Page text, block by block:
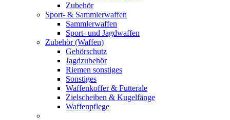
Zubehör
Sport- & Sammlerwaffen
Sammlerwaffen
Sport- und Jagdwaffen
Zubehör (Waffen)
Gehörschutz
Jagdzubehör
Riemen sonstiges
Sonstiges
Waffenkoffer & Futterale
Zielscheiben & Kugelfänge
Waffenpflege